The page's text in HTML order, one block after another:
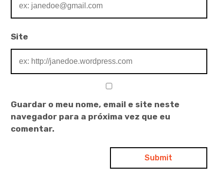
Site
Guardar o meu nome, email e site neste
navegador para a próxima vez que eu
comentar.